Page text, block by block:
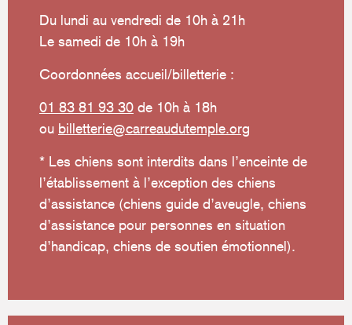
Du lundi au vendredi de 10h à 21h
Le samedi de 10h à 19h
Coordonnées accueil/billetterie :
01 83 81 93 30 de 10h à 18h
ou billetterie@carreaudutemple.org
* Les chiens sont interdits dans l’enceinte de
l’établissement à l’exception des chiens
d’assistance (chiens guide d’aveugle, chiens
d’assistance pour personnes en situation
d’handicap, chiens de soutien émotionnel).